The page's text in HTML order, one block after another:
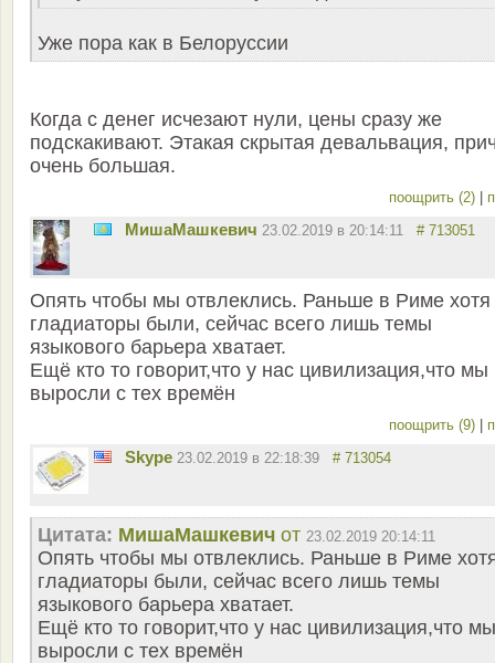
Уже пора как в Белоруссии
Когда с денег исчезают нули, цены сразу же
подскакивают. Этакая скрытая девальвация,
очень большая.
поощрить (2)
MишаМашкевич 23.02.2019 в 20:14:11 # 713051
Опять чтобы мы отвлеклись. Раньше в Риме хотя
гладиаторы были, сейчас всего лишь темы
языкового барьера хватает.
Ещё кто то говорит,что у нас цивилизация,что мы
выросли с тех времён
поощрить (9)
Skype 23.02.2019 в 22:18:39 # 713054
Цитата: MишаМашкевич от 23.02.2019 20:14:11
Опять чтобы мы отвлеклись. Раньше в Риме
гладиаторы были, сейчас всего лишь темы
языкового барьера хватает.
Ещё кто то говорит,что у нас цивилизация,что мы
выросли с тех времён